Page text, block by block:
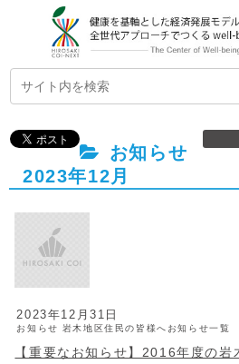
お知らせ
2023年12月
2023年12月31日
お知らせ 岩木地区住民の皆様へお知らせ一覧
【重要なお知らせ】2016年度の岩